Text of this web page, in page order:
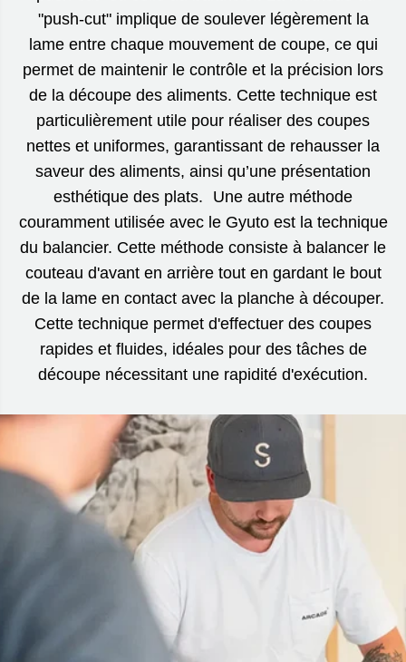
"push-cut" implique de soulever légèrement la
lame entre chaque mouvement de coupe, ce qui
permet de maintenir le contrôle et la précision lors
de la découpe des aliments. Cette technique est
particulièrement utile pour réaliser des coupes
nettes et uniformes, garantissant de rehausser la
saveur des aliments, ainsi qu’une présentation
esthétique des plats. Une autre méthode
couramment utilisée avec le Gyuto est la technique
du balancier. Cette méthode consiste à balancer le
couteau d'avant en arrière tout en gardant le bout
de la lame en contact avec la planche à découper.
Cette technique permet d'effectuer des coupes
rapides et fluides, idéales pour des tâches de
découpe nécessitant une rapidité d'exécution.